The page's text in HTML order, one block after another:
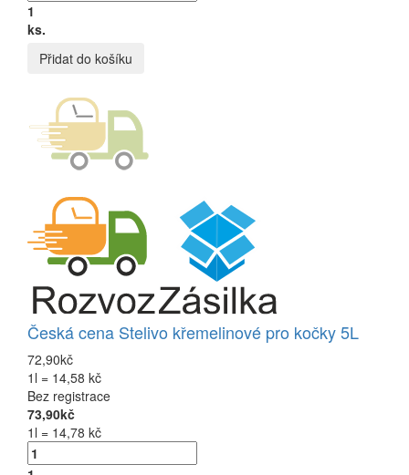
1
ks.
Přidat do košíku
Česká cena Stelivo křemelinové pro kočky 5L
72,90kč
1l = 14,58 kč
Bez registrace
73,90kč
1l = 14,78 kč